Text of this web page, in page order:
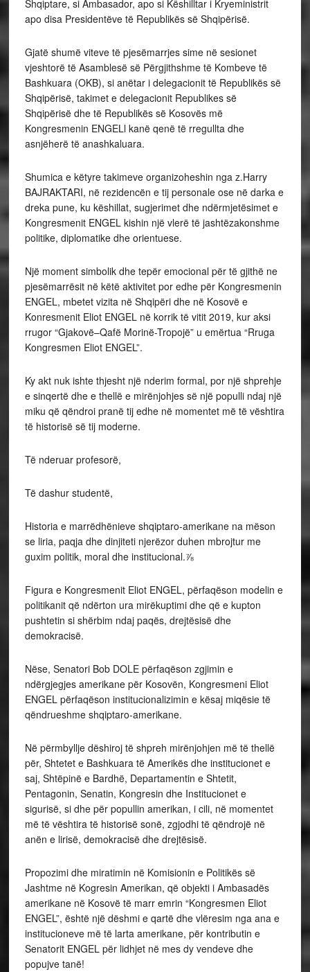
Shqiptare, si Ambasador, apo si Këshilltar i Kryeministrit
apo disa Presidentëve të Republikës së Shqipërisë.
Gjatë shumë viteve të pjesëmarrjes sime në sesionet
vjeshtorë të Asamblesë së Përgjithshme të Kombeve të
Bashkuara (OKB), si anëtar i delegacionit të Republikës së
Shqipërisë, takimet e delegacionit Republikes së
Shqipërisë dhe të Republikës së Kosovës më
Kongresmenin ENGELl kanë qenë të rregullta dhe
asnjëherë të anashkaluara.
Shumica e këtyre takimeve organizoheshin nga z.Harry
BAJRAKTARI, në rezidencën e tij personale ose në darka e
dreka pune, ku këshillat, sugjerimet dhe ndërmjetësimet e
Kongresmenit ENGEL kishin një vlerë të jashtëzakonshme
politike, diplomatike dhe orientuese.
Një moment simbolik dhe tepër emocional për të gjithë ne
pjesëmarrësit në këtë aktivitet por edhe për Kongresmenin
ENGEL, mbetet vizita në Shqipëri dhe në Kosovë e
Konresmenit Eliot ENGEL në korrik të vitit 2019, kur aksi
rrugor “Gjakovë–Qafë Morinë-Tropojë” u emërtua “Rruga
Kongresmen Eliot ENGEL”.
Ky akt nuk ishte thjesht një nderim formal, por një shprehje
e sinqertë dhe e thellë e mirënjohjes së një populli ndaj një
miku që qëndroi pranë tij edhe në momentet më të vështira
të historisë së tij moderne.
Të nderuar profesorë,
Të dashur studentë,
Historia e marrëdhënieve shqiptaro-amerikane na mëson
se liria, paqja dhe dinjiteti njerëzor duhen mbrojtur me
guxim politik, moral dhe institucional.⅞
Figura e Kongresmenit Eliot ENGEL, përfaqëson modelin e
politikanit që ndërton ura mirëkuptimi dhe që e kupton
pushtetin si shërbim ndaj paqës, drejtësisë dhe
demokracisë.
Nëse, Senatori Bob DOLE përfaqëson zgjimin e
ndërgjegjes amerikane për Kosovën, Kongresmeni Eliot
ENGEL përfaqëson institucionalizimin e kësaj miqësie të
qëndrueshme shqiptaro-amerikane.
Në përmbyllje dëshiroj të shpreh mirënjohjen më të thellë
për, Shtetet e Bashkuara të Amerikës dhe institucionet e
saj, Shtëpinë e Bardhë, Departamentin e Shtetit,
Pentagonin, Senatin, Kongresin dhe Institucionet e
sigurisë, si dhe për popullin amerikan, i cili, në momentet
më të vështira të historisë sonë, zgjodhi të qëndrojë në
anën e lirisë, demokracisë dhe drejtësisë.
Propozimi dhe miratimin në Komisionin e Politikës së
Jashtme në Kogresin Amerikan, që objekti i Ambasadës
amerikane në Kosovë të marr emrin “Kongresmen Eliot
ENGEL”, është një dëshmi e qartë dhe vlëresim nga ana e
institucioneve më të larta amerikane, për kontributin e
Senatorit ENGEL për lidhjet në mes dy vendeve dhe
popujve tanë!